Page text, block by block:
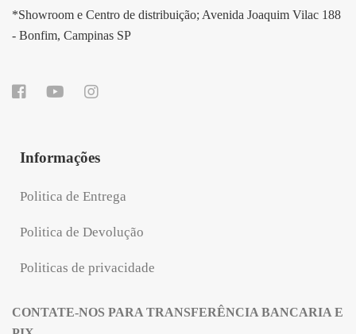
*Showroom e Centro de distribuição; Avenida Joaquim Vilac 188
- Bonfim, Campinas SP
Informações
Politica de Entrega
Politica de Devolução
Politicas de privacidade
CONTATE-NOS PARA TRANSFERÊNCIA BANCARIA E